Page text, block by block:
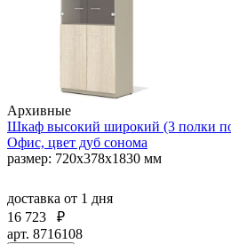
Архивные
Шкаф высокий широкий (3 полки
Офис, цвет дуб сонома
размер: 720x378x1830 мм
доставка от 1 дня
16 723
₽
арт. 8716108